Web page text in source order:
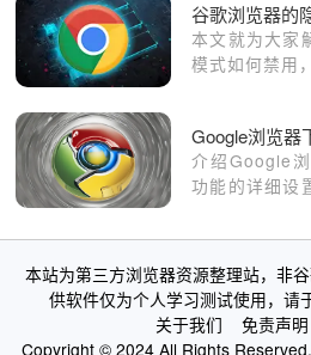
谷歌浏览器的
本文就为大家
模式如何禁用
的介绍。
介绍Google
功能的详细设
本站为第三方浏览器资源整理站，非
供软件仅为个人学习测试使用，请
关于我们
免责声明
Copyright © 2024 All Rights Reserved.